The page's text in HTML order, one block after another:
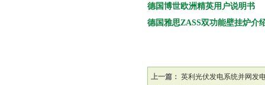
德国博世欧洲精英用户说明书
德国雅思ZASS双功能壁挂炉介
上一篇： 英利光伏发电系统并网发